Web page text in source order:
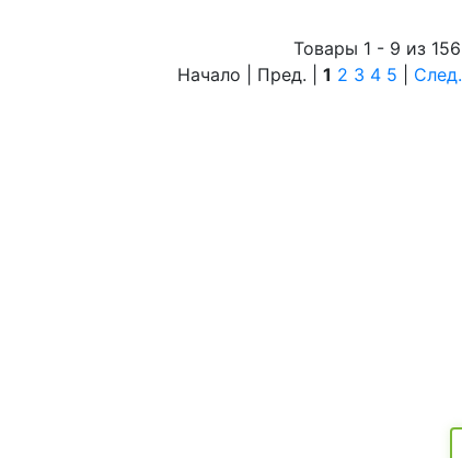
Товары 1 - 9 из 156
Начало | Пред. |1 2 3 4 5 След.